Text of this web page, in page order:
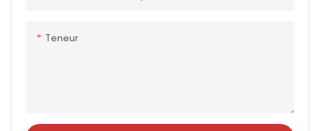
Teneur
passagers.